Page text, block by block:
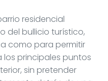
residencial
del bullicio turístico,
como para permitir
principales puntos
sin pretender